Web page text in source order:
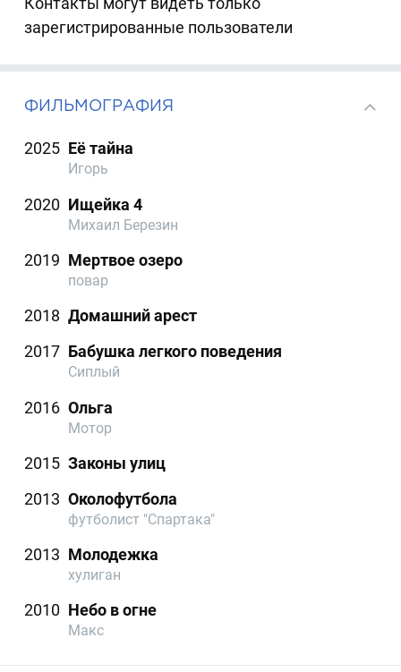
зарегистрированные пользователи
ФИЛЬМОГРАФИЯ
2025 Её тайна
Игорь
2020 Ищейка 4
Михаил Березин
2019 Мертвое озеро
повар
2018 Домашний арест
2017 Бабушка легкого поведения
Сиплый
2016 Ольга
Мотор
2015 Законы улиц
2013 Околофутбола
футболист "Спартака"
2013 Молодежка
хулиган
2010 Небо в огне
Макс